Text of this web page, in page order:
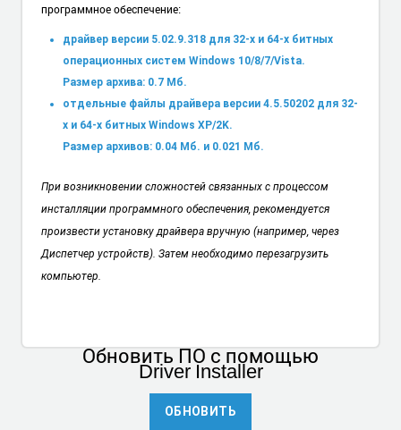
программное обеспечение:
драйвер версии 5.02.9.318 для 32-х и 64-х битных
операционных систем Windows 10/8/7/Vista.
Размер архива: 0.7 Мб.
отдельные файлы драйвера версии 4.5.50202 для 32-
х и 64-х битных Windows XP/2K.
Размер архивов: 0.04 Мб. и 0.021 Мб.
При возникновении сложностей связанных с процессом
инсталляции программного обеспечения, рекомендуется
произвести установку драйвера вручную (например, через
Диспетчер устройств). Затем необходимо перезагрузить
компьютер.
Обновить ПОс помощью
Driver Installer
ОБНОВИТЬ